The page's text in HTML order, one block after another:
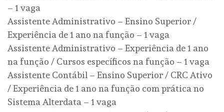
– 1 vaga
Assistente Administrativo – Ensino Superior /
Experiência de 1 ano na função – 1 vaga
Assistente Administrativo – Experiência de 1 ano
na função / Cursos específicos na função – 1 vaga
Assistente Contábil – Ensino Superior / CRC Ativo
/ Experiência de 1 ano na função com prática no
Sistema Alterdata – 1 vaga